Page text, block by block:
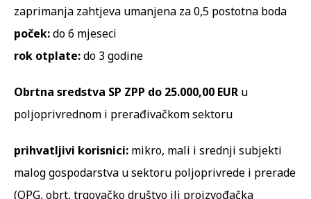
zaprimanja zahtjeva umanjena za 0,5 postotna boda
poček:do 6 mjeseci
rok otplate:do 3 godine
Obrtna sredstva SP ZPP do 25.000,00 EUR u
poljoprivrednom i prerađivačkom sektoru
prihvatljivi korisnici: mikro, mali i srednji subjekti
malog gospodarstva u sektoru poljoprivrede i prerade
(OPG, obrt, trgovačko društvo ili proizvođačka